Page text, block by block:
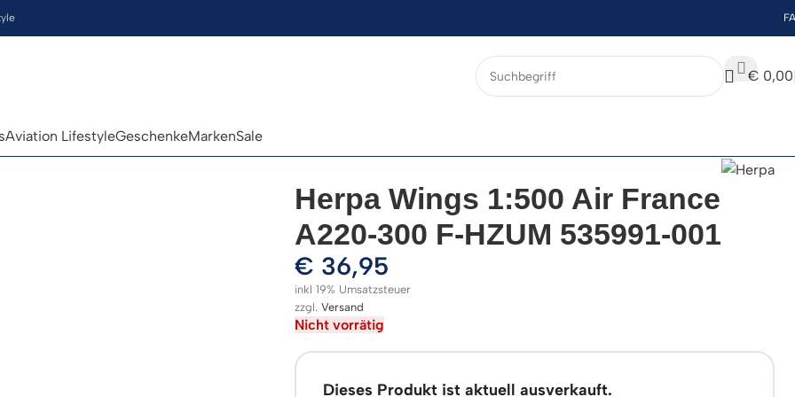
€ 0,00
Aviation LifestyleGeschenkeMarkenSale
Herpa Wings 1:500 Air France
A220-300 F-HZUM 535991-001
€ 36,95
inkl 19% Umsatzsteuer
zzgl. Versand
Nicht vorrätig
Dieses Produkt ist aktuell ausverkauft.